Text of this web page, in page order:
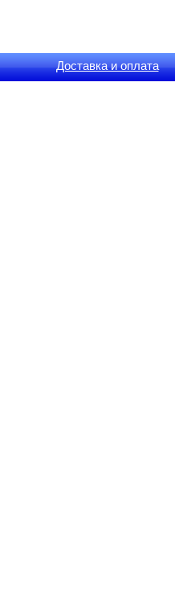
Доставка и оплата